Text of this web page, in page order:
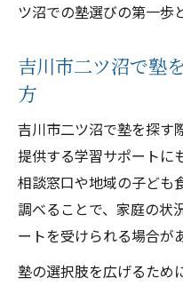
ツ沼での塾選びの第一歩
吉川市二ツ沼で塾
方
吉川市二ツ沼で塾を探す
提供する学習サポートに
相談窓口や地域の子ども
調べることで、家庭の状
ートを受けられる場合が
塾の選択肢を広げるため